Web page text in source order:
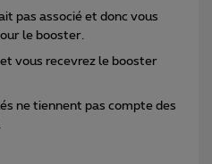
pas associé et donc vous
le booster.
vous recevrez le booster
ne tiennent pas compte des